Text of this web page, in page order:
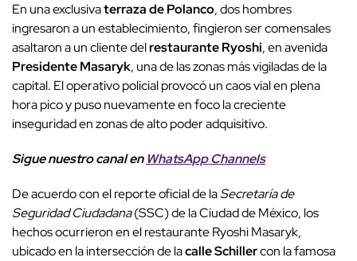
En una exclusivaterraza de Polanco, dos hombres
ingresaron a un establecimiento, fingieron ser comensales
asaltaron a un cliente delrestaurante Ryoshi, en avenida
Presidente Masaryk, una de las zonas más vigiladas de la
capital. El operativo policial provocó un caos vial en plena
hora pico y puso nuevamente en foco la creciente
inseguridad en zonas de alto poder adquisitivo.
Sigue nuestro canal en WhatsApp Channels
De acuerdo con el reporte oficial de laSecretaría de
Seguridad Ciudadana(SSC) de la Ciudad de México, los
hechos ocurrieron en el restaurante Ryoshi Masaryk,
ubicado en la intersección de lacalle Schillercon la famosa